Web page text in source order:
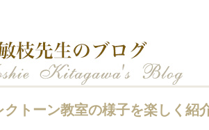
トーン教室の様子を楽しく紹